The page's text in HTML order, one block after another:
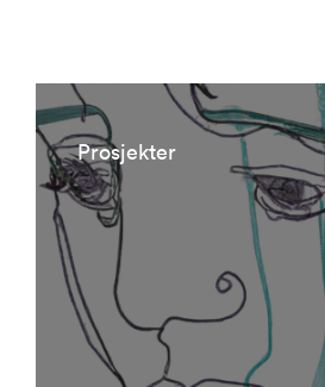
Siden er oppdatert, slik at siden viser alle
Prosjekter